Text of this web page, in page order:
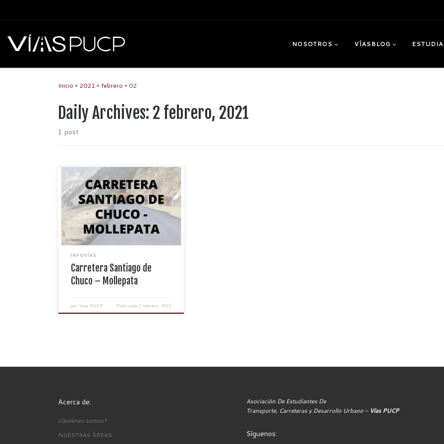
NOSOTROS VÍASBLOG
Inicio » 2021 » febrero » 02
Daily Archives: 2 febrero, 2021
1 post
INFOVÍAS
Carretera Santiago de
Chuco – Mollepata
porVías PUCP Publicado 2 febrero, 2021
Acerca de:
¿Quiénes somos?
NUESTRAS ÁREAS
Asociación De Estudiantes De
Transporte, Carreteras y Desarrollo Urbano – Vías PUCP
Síguenos: